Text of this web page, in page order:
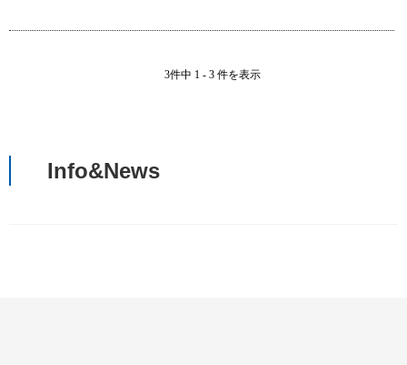
3件中 1 - 3 件を表示
Info&News